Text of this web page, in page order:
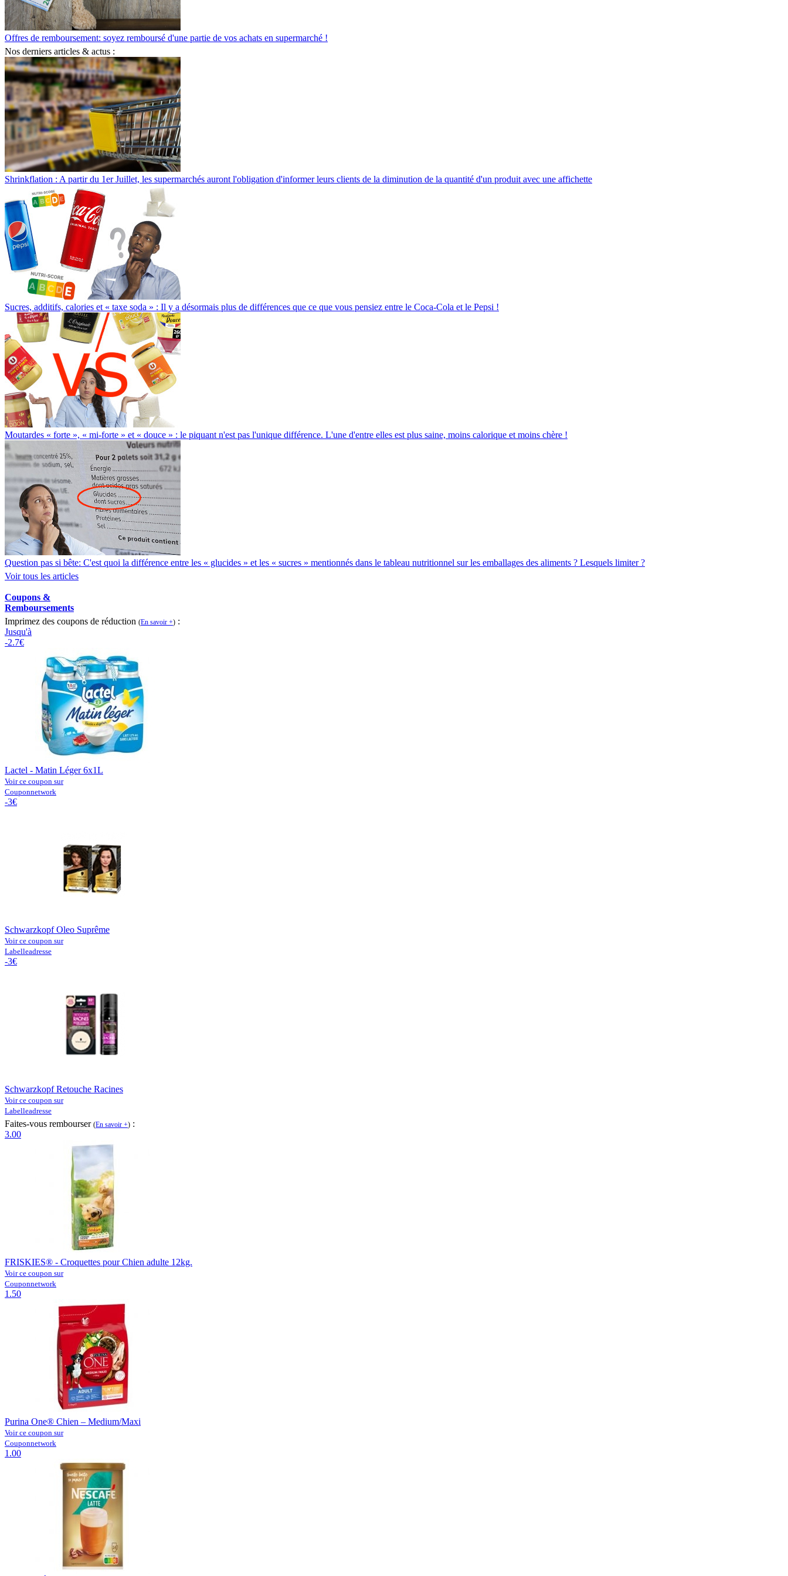
Offres de remboursement: soyez remboursé d'une partie de vos achats en supermarché !
Nos derniers articles & actus :
Shrinkflation : A partir du 1er Juillet, les supermarchés auront l'obligation d'informer leurs clients de la diminution de la quantité d'un produit avec une affichette
Sucres, additifs, calories et « taxe soda » : Il y a désormais plus de différences que ce que vous pensiez entre le Coca-Cola et le Pepsi !
Moutardes « forte », « mi-forte » et « douce » : le piquant n'est pas l'unique différence. L'une d'entre elles est plus saine, moins calorique et moins chère !
Question pas si bête: C'est quoi la différence entre les « glucides » et les « sucres » mentionnés dans le tableau nutritionnel sur les emballages des aliments ? Lesquels limiter ?
Voir tous les articles
Coupons &
Remboursements
Imprimez des coupons de réduction (En savoir +) :
Jusqu'à
-2.7€
Lactel - Matin Léger 6x1L
Voir ce coupon sur
Couponnetwork
-3€
Schwarzkopf Oleo Suprême
Voir ce coupon sur
Labelleadresse
-3€
Schwarzkopf Retouche Racines
Voir ce coupon sur
Labelleadresse
Faites-vous rembourser (En savoir +) :
3.00
FRISKIES® - Croquettes pour Chien adulte 12kg.
Voir ce coupon sur
Couponnetwork
1.50
Purina One® Chien – Medium/Maxi
Voir ce coupon sur
Couponnetwork
1.00